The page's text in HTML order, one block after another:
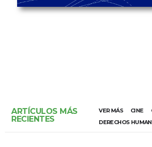
ARTÍCULOS MÁS
RECIENTES
VER MÁS CINE
DERECHOS